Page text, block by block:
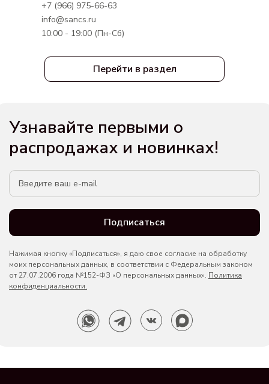
Перейти в раздел
+7 (966) 975-66-63
info@sancs.ru
10:00 - 19:00 (Пн-Сб)
Узнавайте первыми о
распродажах и новинках!
Подписаться
Нажимая кнопку «Подписаться», я даю свое согласие на обработку
моих персональных данных, в соответствии с Федеральным законом
от 27.07.2006 года №152-ФЗ «О персональных данных». Политика
конфиденциальности.